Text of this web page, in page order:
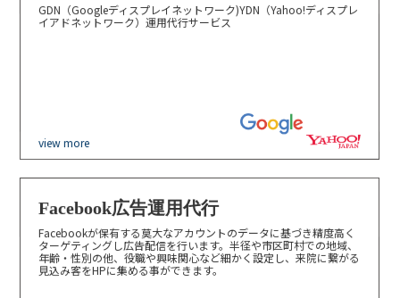
GDN（Googleディスプレイネットワーク)YDN（Yahoo!ディスプレ
イアドネットワーク）運用代行サービス
view more
Facebook広告運用代行
Facebookが保有する莫大なアカウントのデータに基づき精度高く
ターゲティングし広告配信を行います。半径や市区町村での地域、
年齢・性別の他、役職や興味関心など細かく設定し、来院に繋がる
見込み客をHPに集める事ができます。